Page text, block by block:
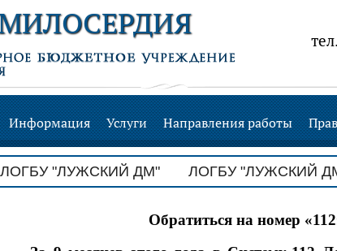
Информация Услуги Направления работы
"ЛУЖСКИЙ ДМ" ЛОГБУ "ЛУЖСКИЙ ДМ"
Обратиться на номер